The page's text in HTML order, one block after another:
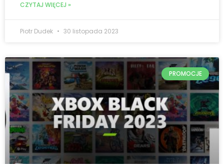
CZYTAJ WIĘCEJ »
Piotr Dudek 30 listopada 2023
PROMOCJE